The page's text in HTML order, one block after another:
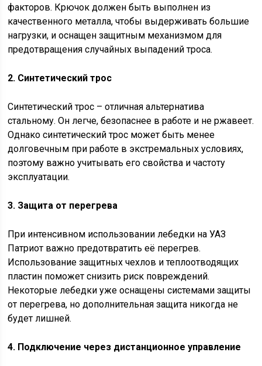
факторов. Крючок должен быть выполнен из
качественного металла, чтобы выдерживать большие
нагрузки, и оснащен защитным механизмом для
предотвращения случайных выпадений троса.
2. Синтетический трос
Синтетический трос – отличная альтернатива
стальному. Он легче, безопаснее в работе и не ржавеет.
Однако синтетический трос может быть менее
долговечным при работе в экстремальных условиях,
поэтому важно учитывать его свойства и частоту
эксплуатации.
3. Защита от перегрева
При интенсивном использовании лебедки на УАЗ
Патриот важно предотвратить её перегрев.
Использование защитных чехлов и теплоотводящих
пластин поможет снизить риск повреждений.
Некоторые лебедки уже оснащены системами защиты
от перегрева, но дополнительная защита никогда не
будет лишней.
4. Подключение через дистанционное управление